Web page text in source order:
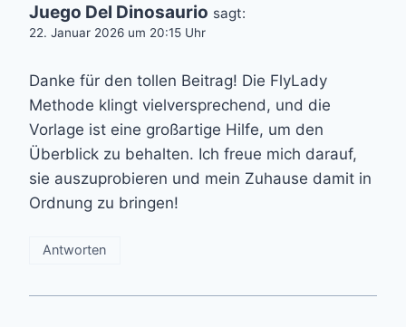
Juego Del Dinosaurio sagt:
22. Januar 2026 um 20:15 Uhr
Danke für den tollen Beitrag! Die FlyLady
Methode klingt vielversprechend, und die
Vorlage ist eine großartige Hilfe, um den
Überblick zu behalten. Ich freue mich darauf,
sie auszuprobieren und mein Zuhause damit in
Ordnung zu bringen!
Antworten